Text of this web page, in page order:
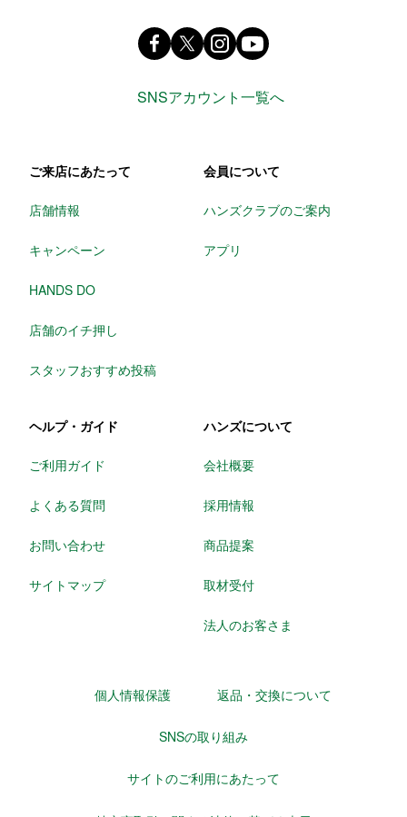
Facebook ハンズ公式ファンページ
X(旧 twitter) @Hands_official_
instagram
SNSアカウント一覧へ
ご来店にあたって
店舗情報
キャンペーン
HANDS DO
店舗のイチ押し
スタッフおすすめ投稿
会員について
ハンズクラブのご案内
アプリ
ヘルプ・ガイド
ご利用ガイド
よくある質問
お問い合わせ
サイトマップ
ハンズについて
会社概要
採用情報
商品提案
取材受付
法人のお客さま
個人情報保護 返品・交換について
SNSの取り組み
サイトのご利用にあたって